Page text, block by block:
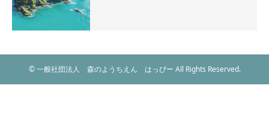
© 一般社団法人 森のようちえん はっぴー All Rights Reserved.